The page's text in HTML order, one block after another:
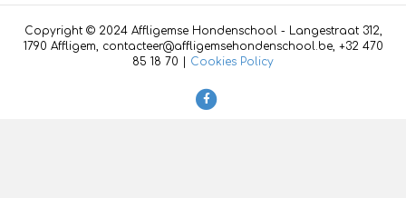
Copyright © 2024 Affligemse Hondenschool - Langestraat 312,
1790 Affligem, contacteer@affligemsehondenschool.be, +32 470
85 18 70 | Cookies Policy
F